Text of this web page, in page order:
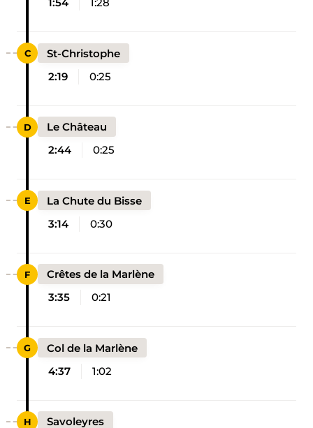
St-Christophe
2:19
0:25
Le Château
2:44
0:25
La Chute du Bisse
3:14
0:30
Crêtes de la Marlène
3:35
0:21
Col de la Marlène
4:37
1:02
Savoleyres